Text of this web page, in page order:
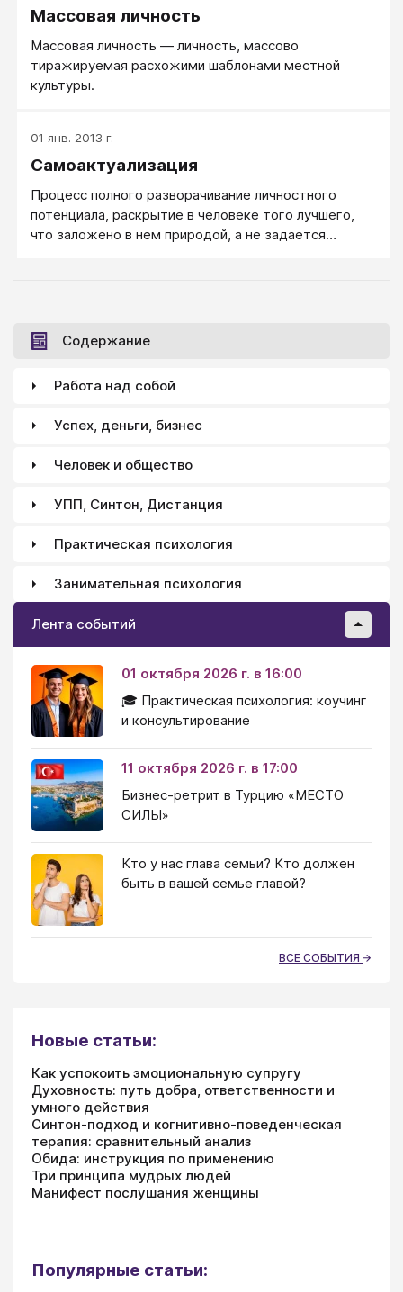
Массовая личность
Массовая личность — личность, массово
тиражируемая расхожими шаблонами местной
культуры.
01 янв. 2013 г.
Самоактуализация
Процесс полного разворачивание личностного
потенциала, раскрытие в человеке того лучшего,
что заложено в нем природой, а не задается
Содержание
Работа над собой
Успех, деньги, бизнес
Человек и общество
УПП, Синтон, Дистанция
Практическая психология
Занимательная психология
Лента событий
01 октября 2026 г. в 16:00
🎓 Практическая психология: коучинг
и консультирование
11 октября 2026 г. в 17:00
Бизнес-ретрит в Турцию «МЕСТО
СИЛЫ»
Кто у нас глава семьи? Кто должен
быть в вашей семье главой?
ВСЕ СОБЫТИЯ
Новые статьи:
Как успокоить эмоциональную супругу
Духовность: путь добра, ответственности и
умного действия
Синтон-подход и когнитивно-поведенческая
терапия: сравнительный анализ
Обида: инструкция по применению
Три принципа мудрых людей
Манифест послушания женщины
Популярные статьи: